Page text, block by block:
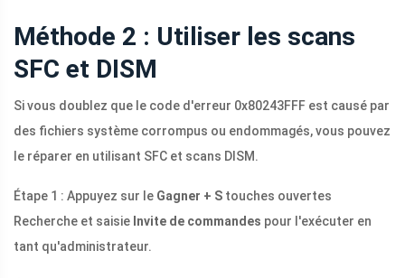
Méthode 2 : Utiliser les scans
SFC et DISM
Si vous doublez que le code d'erreur 0x80243FFF est causé par
des fichiers système corrompus ou endommagés, vous pouvez
le réparer en utilisant SFC et scans DISM.
Étape 1 : Appuyez sur le Gagner + S touches ouvertes
Recherche et saisie Invite de commandes pour l'exécuter en
tant qu'administrateur.